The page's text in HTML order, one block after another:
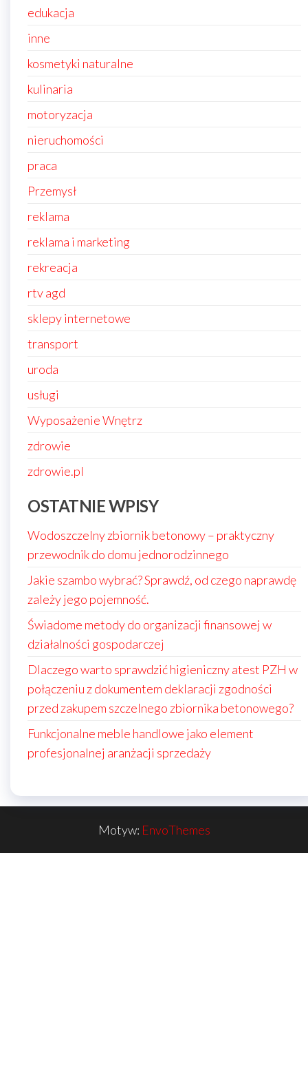
edukacja
inne
kosmetyki naturalne
kulinaria
motoryzacja
nieruchomości
praca
Przemysł
reklama
reklama i marketing
rekreacja
rtv agd
sklepy internetowe
transport
uroda
usługi
Wyposażenie Wnętrz
zdrowie
zdrowie.pl
OSTATNIE WPISY
Wodoszczelny zbiornik betonowy – praktyczny
przewodnik do domu jednorodzinnego
Jakie szambo wybrać? Sprawdź, od czego naprawdę
zależy jego pojemność.
Świadome metody do organizacji finansowej w
działalności gospodarczej
Dlaczego warto sprawdzić higieniczny atest PZH w
połączeniu z dokumentem deklaracji zgodności
przed zakupem szczelnego zbiornika betonowego?
Funkcjonalne meble handlowe jako element
profesjonalnej aranżacji sprzedaży
Motyw: EnvoThemes